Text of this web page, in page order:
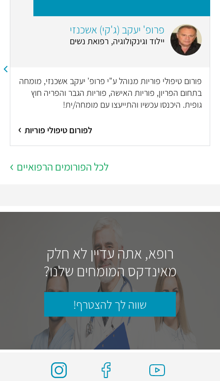
פרופ' יעקב (ג'קי) אשכנזי
יילוד וגינקולוגיה, רפואת נשים
פורום טיפולי פוריות מנוהל ע"י פרופ' יעקב אשכנזי, מומחה
בתחום הפריון, פוריות האישה, פוריות הגבר והפריה חוץ
גופית. היכנסו עכשיו והתייעצו עם מומחה/ית!
לפורום טיפולי פוריות
לכל הפורומים הרפואיים
רופא, אתה עדיין לא חלק
מאינדקס המומחים שלנו?
שווה לך להצטרף!